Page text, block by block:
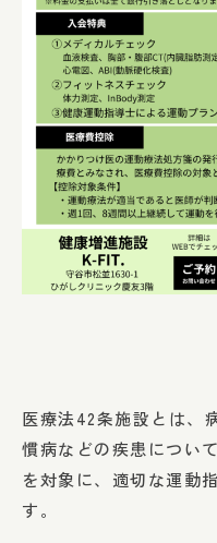
医療法42条施設とは、
慣病などの疾患につい
を対象に、適切な運動
す。